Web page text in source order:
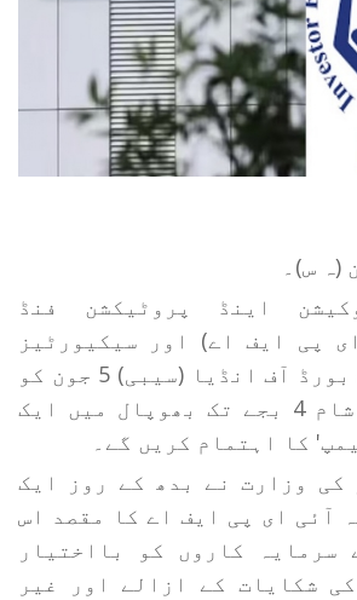
اینڈ پروٹیکشن فنڈ
پی ایف اے) اور سیکیورٹیز
اینڈ ایکسچینج بورڈ آف انڈیا (سیبی) 5 جون کو
صبح 10 بجے سے شام 4 بجے تک بھوپال میں ایک
کا اہتمام کریں گے۔
کی وزارت نے بدھ کے روز ایک
آئی ای پی ایف اے کا مقصد اس
سرمایہ کاروں کو بااختیار
شکایات کے ازالے اور غیر